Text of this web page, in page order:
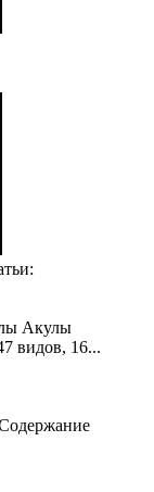
Акулы
видов, 16...